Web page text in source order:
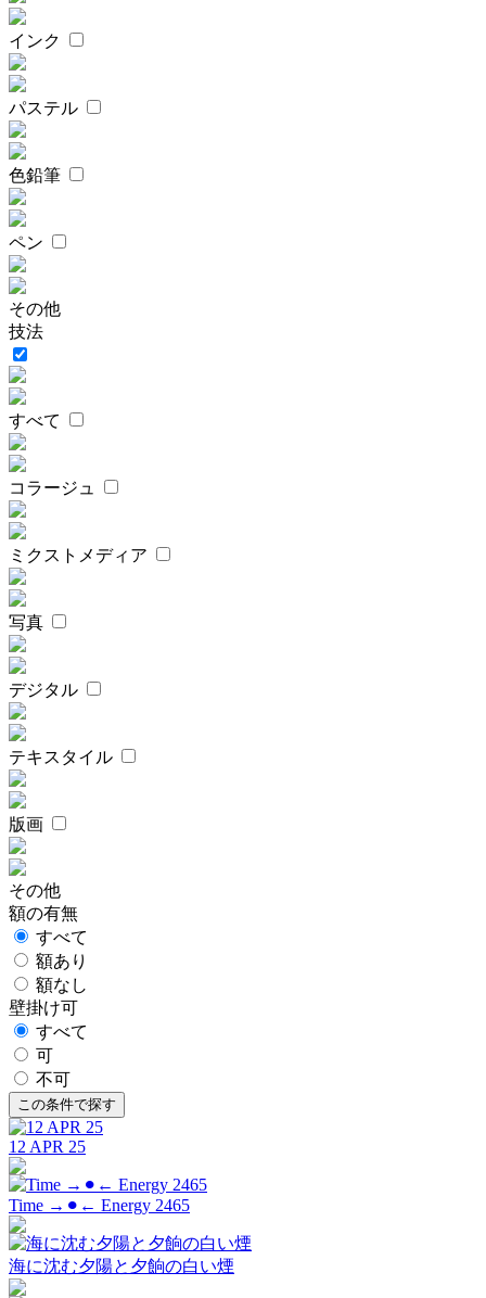
インク
パステル
色鉛筆
ペン
その他
技法
すべて
コラージュ
ミクストメディア
写真
デジタル
テキスタイル
版画
その他
額の有無
すべて
額あり
額なし
壁掛け可
すべて
可
不可
12 APR 25
Time →⚫︎← Energy 2465
海に沈む夕陽と夕餉の白い煙